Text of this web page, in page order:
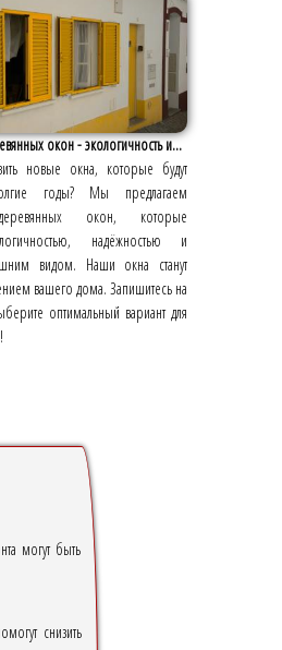
окон - экологичность и...
новые окна, которые будут
годы? Мы предлагаем
окон, которые
надёжностью и
видом. Наши окна станут
вашего дома. Запишитесь на
оптимальный вариант для
могут быть
снизить